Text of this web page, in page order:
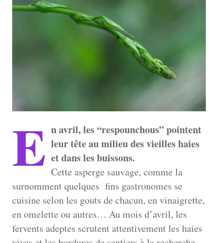
E navril, les “respounchous” pointent
leur tête au milieu des vieilles haies
et dans lesbuissons.
Cette asperge sauvage, comme la
surnomment quelques fins gastronomes se
cuisine selon les gouts de chacun, en vinaigrette,
en omelette ou autres… Au mois d’avril, les
fervents adeptes scrutent attentivement les haies